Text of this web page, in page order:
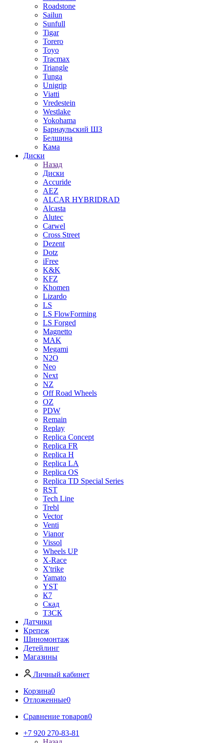
Roadstone
Sailun
Sunfull
Tigar
Torero
Toyo
Tracmax
Triangle
Tunga
Unigrip
Viatti
Vredestein
Westlake
Yokohama
Барнаульский ШЗ
Белшина
Кама
Диски
Назад
Диски
Accuride
AEZ
ALCAR HYBRIDRAD
Alcasta
Alutec
Carwel
Cross Street
Dezent
Dotz
iFree
K&K
KFZ
Khomen
Lizardo
LS
LS FlowForming
LS Forged
Magnetto
MAK
Megami
N2O
Neo
Next
NZ
Off Road Wheels
OZ
PDW
Remain
Replay
Replica Concept
Replica FR
Replica H
Replica LA
Replica OS
Replica TD Special Series
RST
Tech Line
Trebl
Vector
Venti
Vianor
Vissol
Wheels UP
X-Race
X'trike
Yamato
YST
К7
Скад
ТЗСК
Датчики
Крепеж
Шиномонтаж
Детейлинг
Магазины
Личный кабинет
Корзина0
Отложенные0
Сравнение товаров0
+7 920 270-83-81